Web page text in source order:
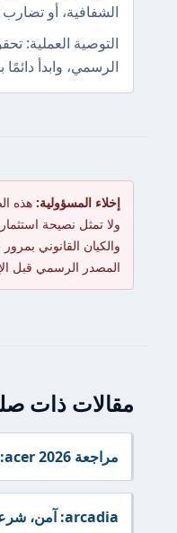
الشفافية، أو تضارب
التوصية العملية:
الرسمي، وابدأ
إخلاء المسؤولية: هذه
ولا تمثل نصيحة
والكيان القانوني
المصدر الرسمي قبل
مقالات ذات
مراجعة acer 2026: التنظيم، الأمان والمخاطر
arcadia: آمن، شرعي أم احتيال؟ (2026)